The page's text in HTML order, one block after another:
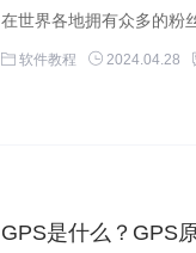
在世界各地拥有众多的粉
软件教程 2024.04.28
GPS是什么？GPS